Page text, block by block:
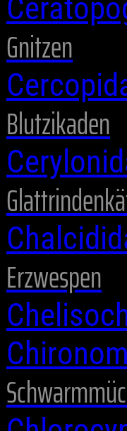
Gnitzen
Blutzikaden
Erzwespen